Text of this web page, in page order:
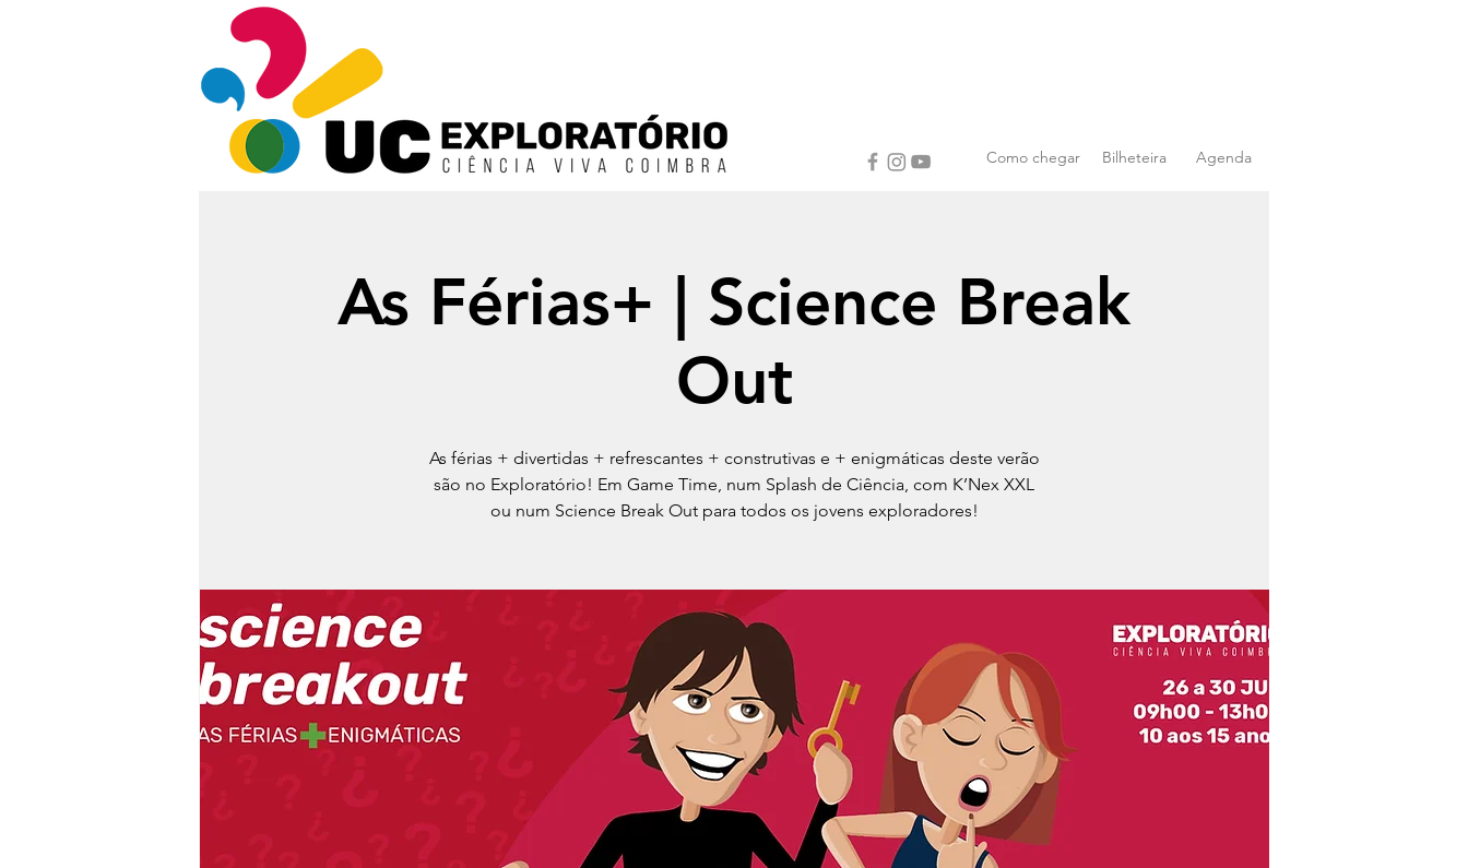
Como chegar Bilheteira Agenda
As Férias+ | Science Break
Out
As férias + divertidas + refrescantes + construtivas e + enigmáticas deste verão
são no Exploratório! Em Game Time, num Splash de Ciência, com K’Nex XXL
ou num Science Break Out para todos os jovens exploradores!